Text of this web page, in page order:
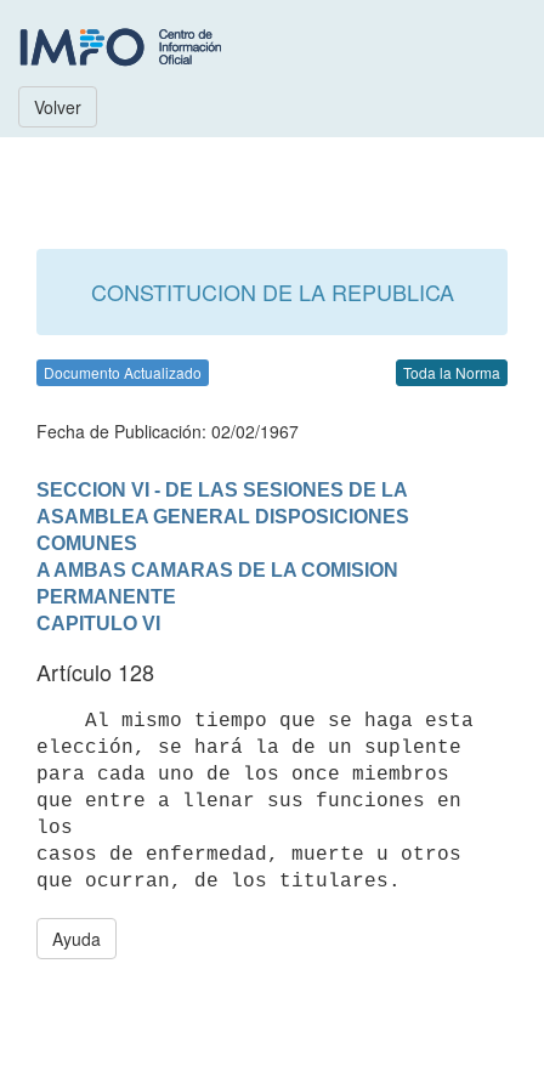
Volver
CONSTITUCION DE LA REPUBLICA
Documento Actualizado Toda la Norma
Fecha de Publicación: 02/02/1967
SECCION VI - DE LAS SESIONES DE LA
ASAMBLEA GENERAL DISPOSICIONES
COMUNES
A AMBAS CAMARAS DE LA COMISION
PERMANENTE
CAPITULO VI
Artículo 128
elección, se hará la de un suplente
para cada uno de los once miembros
que entre a llenar sus funciones en
los
casos de enfermedad, muerte u otros
Ayuda